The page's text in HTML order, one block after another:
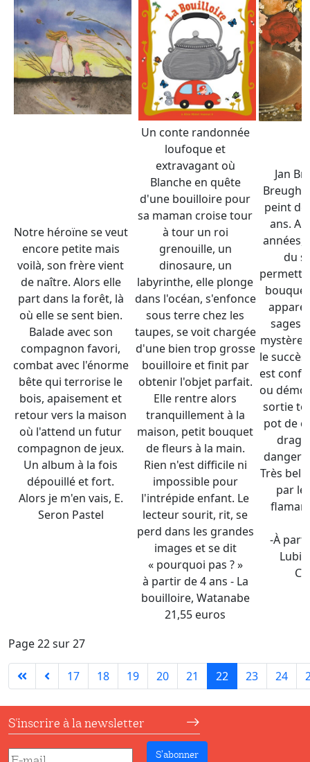
Notre héroïne se veut
encore petite mais
voilà, son frère vient
de naître. Alors elle
part dans la forêt, là
où elle se sent bien.
Balade avec son
compagnon favori,
combat avec l'énorme
bête qui terrorise le
bois, apaisement et
retour vers la maison
où l'attend un futur
compagnon de jeux.
Un album à la fois
dépouillé et fort.
Alors je m'en vais, E.
Seron Pastel
Un conte randonnée
loufoque et
extravagant où
Blanche en quête
d'une bouilloire pour
sa maman croise tour
à tour un roi
grenouille, un
dinosaure, un
labyrinthe, elle plonge
dans l'océan, s'enfonce
sous terre chez les
taupes, se voit chargée
d'une bien trop grosse
bouilloire et finit par
obtenir l'objet parfait.
Elle rentre alors
tranquillement à la
maison, petit bouquet
de fleurs à la main.
Rien n'est difficile ni
impossible pour
l'intrépide enfant. Le
lecteur sourit, rit, se
perd dans les grandes
images et se dit
« pourquoi pas ? »
à partir de 4 ans - La
bouilloire, Watanabe
21,55 euros
Jan
peint
ans.
années,
du
sages
mystère
le
est
ou
sortie
pot de
Très bel
par
-À
Page 22 sur 27
17 18 19 20 21 22 23 24
S'inscrire à la newsletter
S’abonner